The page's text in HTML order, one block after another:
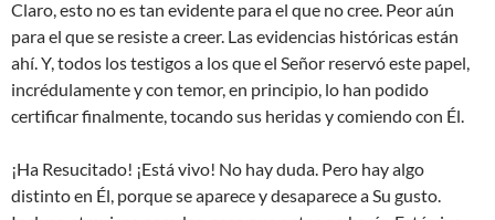
Claro, esto no es tan evidente para el que no cree. Peor aún
para el que se resiste a creer. Las evidencias históricas están
ahí. Y, todos los testigos a los que el Señor reservó este papel,
incrédulamente y con temor, en principio, lo han podido
certificar finalmente, tocando sus heridas y comiendo con Él.
¡Ha Resucitado! ¡Está vivo! No hay duda. Pero hay algo
distinto en Él, porque se aparece y desaparece a Su gusto.